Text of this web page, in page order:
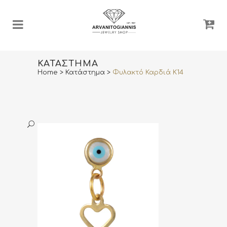
ΚΑΤΆΣΤΗΜΑ
Home > Κατάστημα > Φυλακτό Καρδιά Κ14